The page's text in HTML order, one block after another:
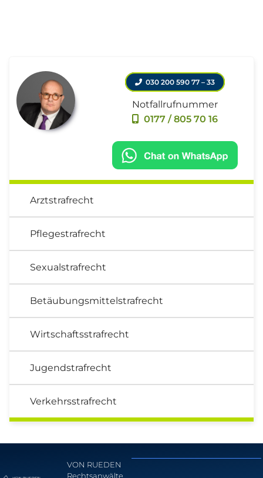
030 200 590 77 – 33
Notfallrufnummer
0177 / 805 70 16
Arztstrafrecht
Pflegestrafrecht
Sexualstrafrecht
Betäubungsmittelstrafrecht
Wirtschaftsstrafrecht
Jugendstrafrecht
Verkehrsstrafrecht
VON RUEDEN
Rechtsanwälte